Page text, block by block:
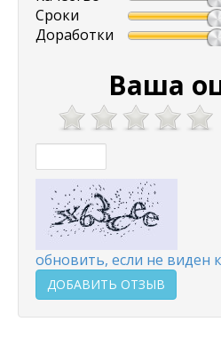
Сроки
Доработки
Ваша
обновить, если не виден
ДОБАВИТЬ ОТЗЫВ